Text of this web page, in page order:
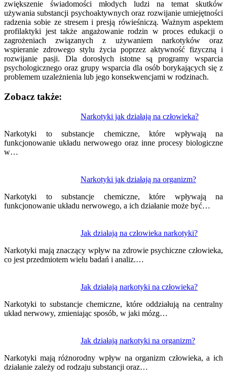
zwiększenie świadomości młodych ludzi na temat skutków
używania substancji psychoaktywnych oraz rozwijanie umiejętności
radzenia sobie ze stresem i presją rówieśniczą. Ważnym aspektem
profilaktyki jest także angażowanie rodzin w proces edukacji o
zagrożeniach związanych z używaniem narkotyków oraz
wspieranie zdrowego stylu życia poprzez aktywność fizyczną i
rozwijanie pasji. Dla dorosłych istotne są programy wsparcia
psychologicznego oraz grupy wsparcia dla osób borykających się z
problemem uzależnienia lub jego konsekwencjami w rodzinach.
Zobacz także:
Narkotyki jak działają na człowieka?
Narkotyki to substancje chemiczne, które wpływają na
funkcjonowanie układu nerwowego oraz inne procesy biologiczne
w…
Narkotyki jak działają na organizm?
Narkotyki to substancje chemiczne, które wpływają na
funkcjonowanie układu nerwowego, a ich działanie może być…
Jak działają na człowieka narkotyki?
Narkotyki mają znaczący wpływ na zdrowie psychiczne człowieka,
co jest przedmiotem wielu badań i analiz.…
Jak działają narkotyki na człowieka?
Narkotyki to substancje chemiczne, które oddziałują na centralny
układ nerwowy, zmieniając sposób, w jaki mózg…
Jak działają narkotyki na organizm?
Narkotyki mają różnorodny wpływ na organizm człowieka, a ich
działanie zależy od rodzaju substancji oraz…
wpisu